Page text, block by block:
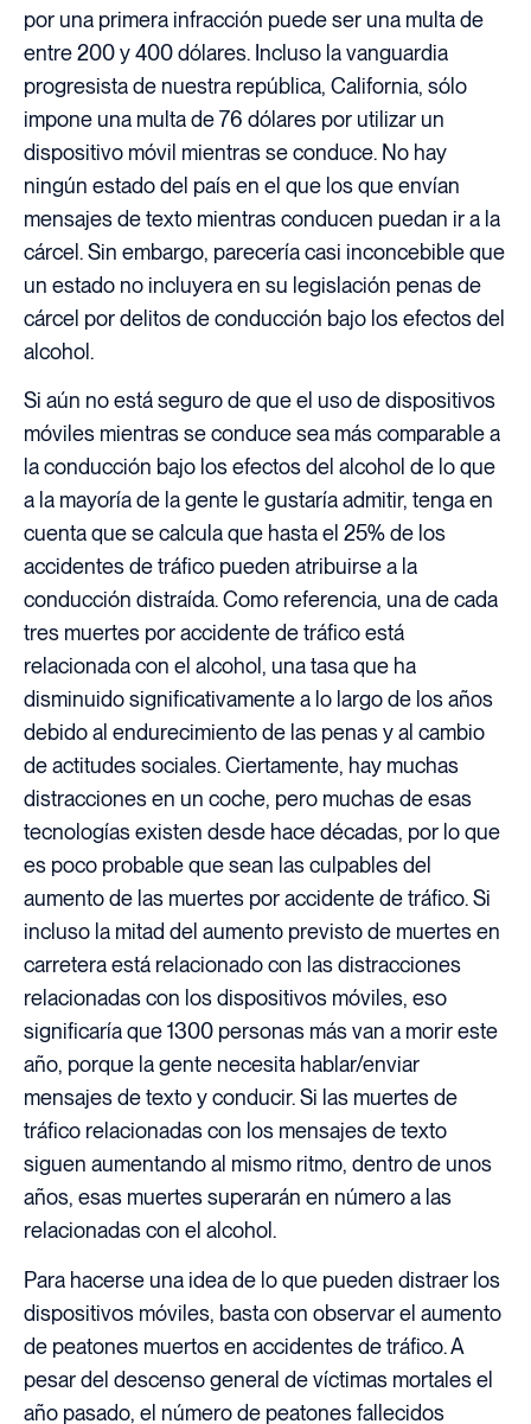
por una primera infracción puede ser una multa de
entre 200 y 400 dólares. Incluso la vanguardia
progresista de nuestra república, California, sólo
impone una multa de 76 dólares por utilizar un
dispositivo móvil mientras se conduce. No hay
ningún estado del país en el que los que envían
mensajes de texto mientras conducen puedan ir a la
cárcel. Sin embargo, parecería casi inconcebible que
un estado no incluyera en su legislación penas de
cárcel por delitos de conducción bajo los efectos del
alcohol.
Si aún no está seguro de que el uso de dispositivos
móviles mientras se conduce sea más comparable a
la conducción bajo los efectos del alcohol de lo que
a la mayoría de la gente le gustaría admitir, tenga en
cuenta que se calcula que hasta el 25% de los
accidentes de tráfico pueden atribuirse a la
conducción distraída. Como referencia, una de cada
tres muertes por accidente de tráfico está
relacionada con el alcohol, una tasa que ha
disminuido significativamente a lo largo de los años
debido al endurecimiento de las penas y al cambio
de actitudes sociales. Ciertamente, hay muchas
distracciones en un coche, pero muchas de esas
tecnologías existen desde hace décadas, por lo que
es poco probable que sean las culpables del
aumento de las muertes por accidente de tráfico. Si
incluso la mitad del aumento previsto de muertes en
carretera está relacionado con las distracciones
relacionadas con los dispositivos móviles, eso
significaría que 1300 personas más van a morir este
año, porque la gente necesita hablar/enviar
mensajes de texto y conducir. Si las muertes de
tráfico relacionadas con los mensajes de texto
siguen aumentando al mismo ritmo, dentro de unos
años, esas muertes superarán en número a las
relacionadas con el alcohol.
Para hacerse una idea de lo que pueden distraer los
dispositivos móviles, basta con observar el aumento
de peatones muertos en accidentes de tráfico. A
pesar del descenso general de víctimas mortales el
año pasado, el número de peatones fallecidos